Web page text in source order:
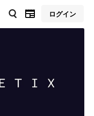
ログイン